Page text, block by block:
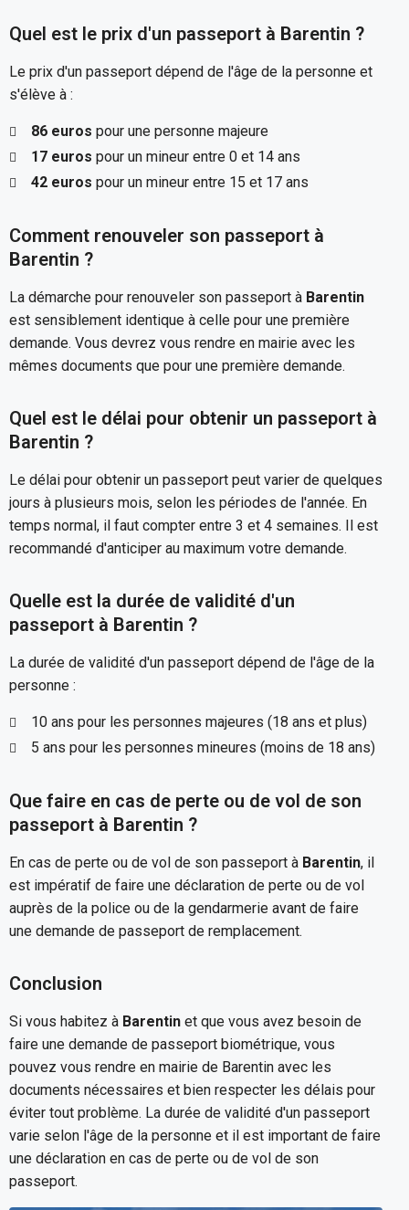
Quel est le prix d'un passeport à Barentin ?
Le prix d'un passeport dépend de l'âge de la personne et
s'élève à :
86 euros pour une personne majeure
17 euros pour un mineur entre 0 et 14 ans
42 euros pour un mineur entre 15 et 17 ans
Comment renouveler son passeport à
Barentin ?
La démarche pour renouveler son passeport à Barentin
est sensiblement identique à celle pour une première
demande. Vous devrez vous rendre en mairie avec les
mêmes documents que pour une première demande.
Quel est le délai pour obtenir un passeport à
Barentin ?
Le délai pour obtenir un passeport peut varier de quelques
jours à plusieurs mois, selon les périodes de l'année. En
temps normal, il faut compter entre 3 et 4 semaines. Il est
recommandé d'anticiper au maximum votre demande.
Quelle est la durée de validité d'un
passeport à Barentin ?
La durée de validité d'un passeport dépend de l'âge de la
personne :
10 ans pour les personnes majeures (18 ans et plus)
5 ans pour les personnes mineures (moins de 18 ans)
Que faire en cas de perte ou de vol de son
passeport à Barentin ?
En cas de perte ou de vol de son passeport à Barentin, il
est impératif de faire une déclaration de perte ou de vol
auprès de la police ou de la gendarmerie avant de faire
une demande de passeport de remplacement.
Conclusion
Si vous habitez à Barentin et que vous avez besoin de
faire une demande de passeport biométrique, vous
pouvez vous rendre en mairie de Barentin avec les
documents nécessaires et bien respecter les délais pour
éviter tout problème. La durée de validité d'un passeport
varie selon l'âge de la personne et il est important de faire
une déclaration en cas de perte ou de vol de son
passeport.